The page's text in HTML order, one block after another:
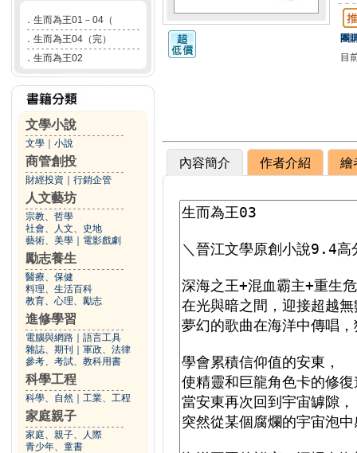
． 生而為王01－04（
． 生而為王04（完）
． 生而為王02
文學小說
文學 小說
商管創投
財經投資 行銷企管
人文藝坊
宗教、哲學
社會、人文、史地
藝術、美學
電影戲劇
勵志養生
醫療、保健
料理、生活百科
教育、心理、勵志
進修學習
電腦與網路
語言工具
雜誌、期刊
軍政、法律
參考、考試、教科用書
科學工程
科學、自然 工業、工程
家庭親子
家庭、親子、人際
青少年、童書
團
目
內容簡介 作者介紹 繪